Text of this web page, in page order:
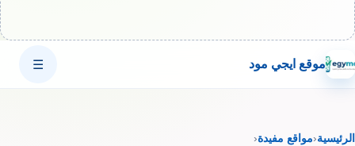
موقع ايجي مود ☰
الرئيسية‹مواقع مفيدة‹